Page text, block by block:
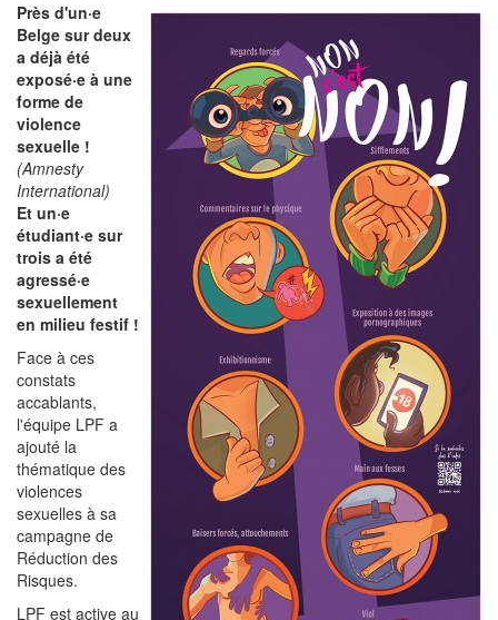
Près d'un·e
Belge sur deux
a déjà été
exposé·e à une
forme de
violence
sexuelle !
(Amnesty
International)
Et un·e
étudiant·e sur
trois a été
agressé·e
sexuellement
en milieu festif !
Face à ces
constats
accablants,
l'équipe LPF a
ajouté la
thématique des
violences
sexuelles à sa
campagne de
Réduction des
Risques.
LPF est active au